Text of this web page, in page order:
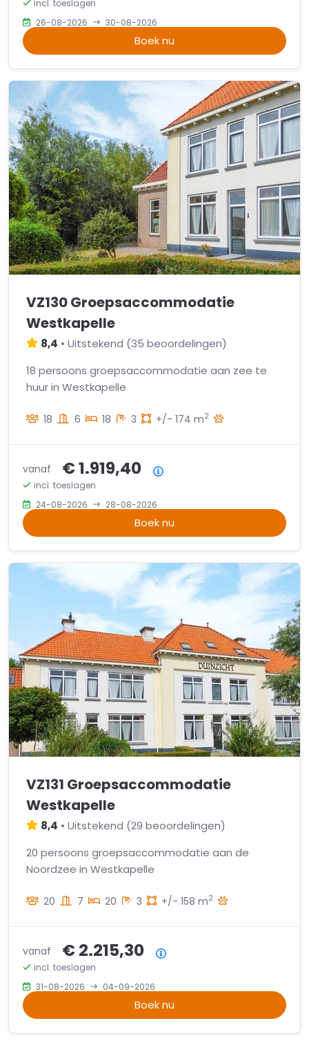
incl. toeslagen
26-08-2026
30-08-2026
Boek nu
VZ130 Groepsaccommodatie
Westkapelle
8,4 • Uitstekend (35 beoordelingen)
18 persoons groepsaccommodatie aan zee te
huur in Westkapelle
18 6 18 3 +/- 174 m2
vanaf € 1.919,40
incl. toeslagen
24-08-2026
28-08-2026
Boek nu
VZ131 Groepsaccommodatie
Westkapelle
8,4 • Uitstekend (29 beoordelingen)
20 persoons groepsaccommodatie aan de
Noordzee in Westkapelle
20 7 20 3 +/- 158 m2
vanaf € 2.215,30
incl. toeslagen
31-08-2026
04-09-2026
Boek nu